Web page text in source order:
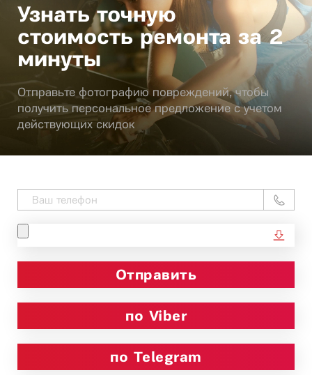
Узнать точную
стоимость ремонта за 2
минуты
Отправьте фотографию повреждений, чтобы
получить персональное предложение с учетом
действующих скидок
по Viber
по Telegram